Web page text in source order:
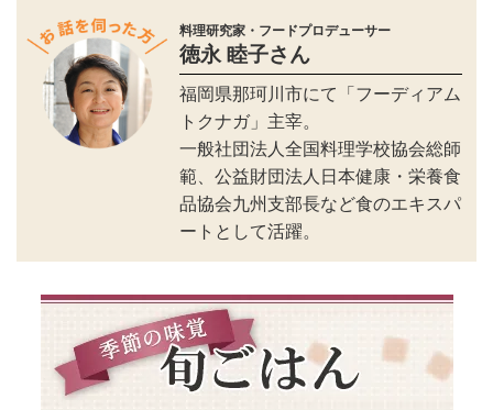
料理研究家・フードプロデューサー
徳永 睦子さん
福岡県那珂川市にて「フーディアム
トクナガ」主宰。
一般社団法人全国料理学校協会総師
範、公益財団法人日本健康・栄養食
品協会九州支部長など食のエキスパ
ートとして活躍。